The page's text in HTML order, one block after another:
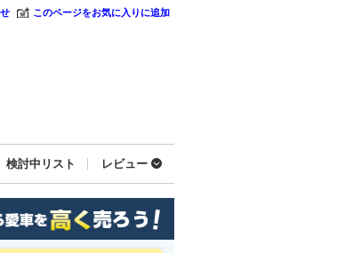
このページをお気に入りに追加
検討中リスト レビュー